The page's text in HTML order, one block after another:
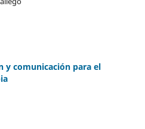
y comunicación para el